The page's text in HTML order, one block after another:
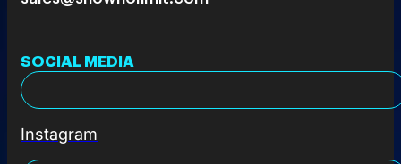
SOCIAL MEDIA
Instagram